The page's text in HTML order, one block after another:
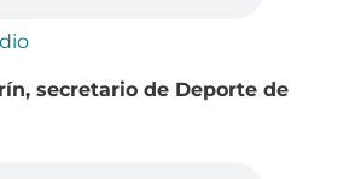
secretario de Deporte de